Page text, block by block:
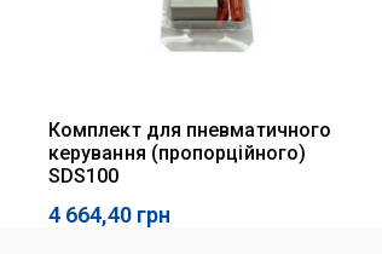
Комплект для пневматичного
керування (пропорційного)
SDS100
4 664,40 грн